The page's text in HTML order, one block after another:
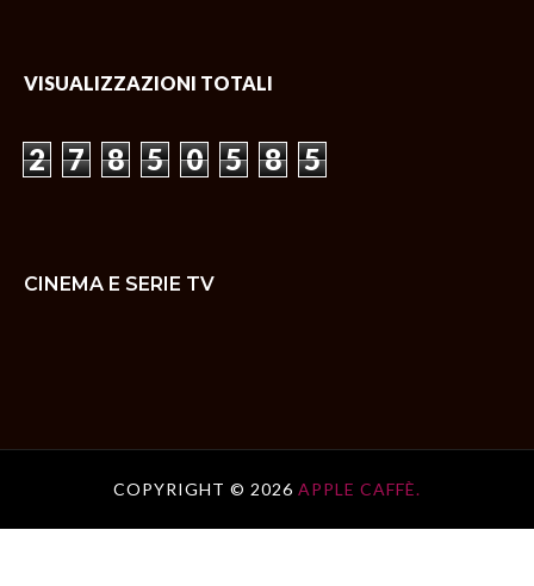
VISUALIZZAZIONI TOTALI
2 7 8 5 0 5 8 5
CINEMA E SERIE TV
COPYRIGHT © 2026 APPLE CAFFÈ.